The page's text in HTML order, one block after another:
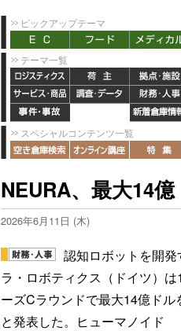
ピックアップテーマ
テーマ一覧
スペシャルコンテンツ一覧
NEURA、最大14
2026年6月11日 (木)
認知ロボットを開発
ラ・ロボティクス（ドイツ）は
ーズCラウンドで最大14億ドル
と発表した。ヒューマノイド